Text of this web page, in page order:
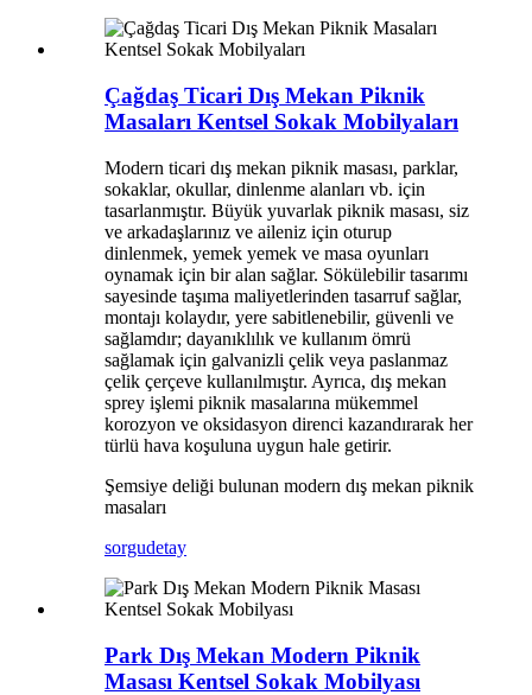
Çağdaş Ticari Dış Mekan Piknik
Masaları Kentsel Sokak Mobilyaları
Modern ticari dış mekan piknik masası, parklar,
sokaklar, okullar, dinlenme alanları vb. için
tasarlanmıştır. Büyük yuvarlak piknik masası, siz
ve arkadaşlarınız ve aileniz için oturup
dinlenmek, yemek yemek ve masa oyunları
oynamak için bir alan sağlar. Sökülebilir tasarımı
sayesinde taşıma maliyetlerinden tasarruf sağlar,
montajı kolaydır, yere sabitlenebilir, güvenli ve
sağlamdır; dayanıklılık ve kullanım ömrü
sağlamak için galvanizli çelik veya paslanmaz
çelik çerçeve kullanılmıştır. Ayrıca, dış mekan
sprey işlemi piknik masalarına mükemmel
korozyon ve oksidasyon direnci kazandırarak her
türlü hava koşuluna uygun hale getirir.
Şemsiye deliği bulunan modern dış mekan piknik
masaları
sorgudetay
Park Dış Mekan Modern Piknik
Masası Kentsel Sokak Mobilyası